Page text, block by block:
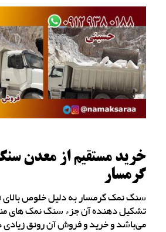
خرید مستقیم از معدن
گرمسار
تشکیل دهنده آن جزء سنگ نمک های
می‌باشد و خرید و فروش آن رونق